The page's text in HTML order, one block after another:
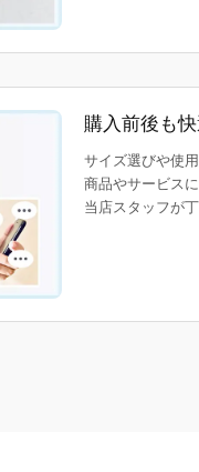
購入前後も
サイズ選びや使
商品やサービス
当店スタッフが